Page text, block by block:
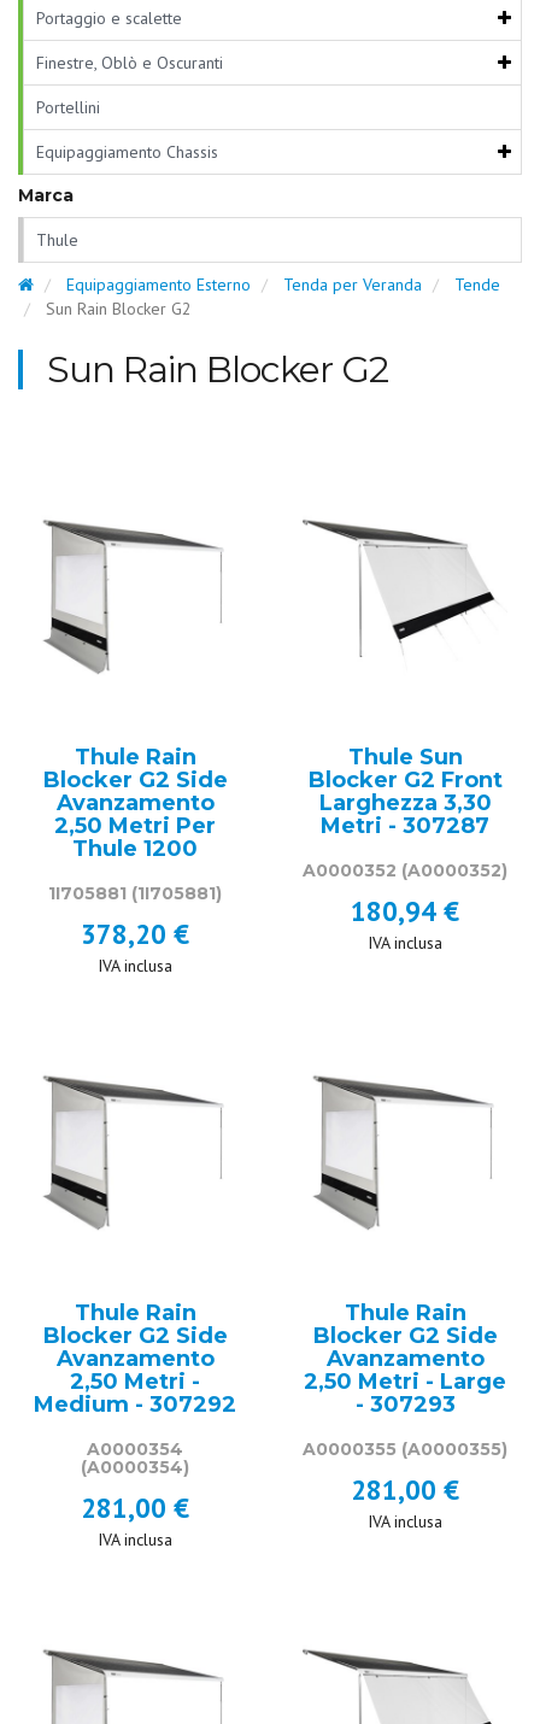
Portaggio e scalette
Finestre, Oblò e Oscuranti
Portellini
Equipaggiamento Chassis
Marca
Thule
Equipaggiamento Esterno Tenda per Veranda
Tende
Sun Rain Blocker G2
Sun Rain Blocker G2
Thule Rain
Blocker G2 Side
Avanzamento
2,50 Metri Per
Thule 1200
1I705881 (1I705881)
378,20 €
IVA inclusa
Thule Sun
Blocker G2 Front
Larghezza 3,30
Metri - 307287
A0000352 (A0000352)
180,94 €
IVA inclusa
Thule Rain
Blocker G2 Side
Avanzamento
2,50 Metri -
Medium - 307292
A0000354
(A0000354)
281,00 €
IVA inclusa
Thule Rain
Blocker G2 Side
Avanzamento
2,50 Metri - Large
- 307293
A0000355 (A0000355)
281,00 €
IVA inclusa